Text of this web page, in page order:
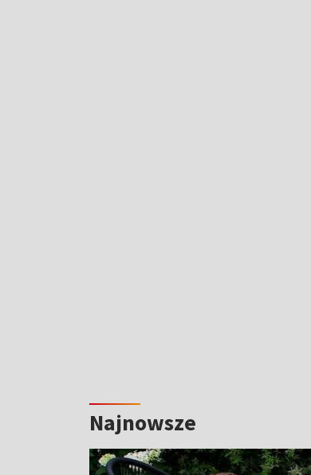
Najnowsze